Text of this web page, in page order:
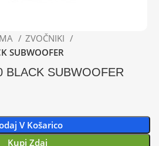
ZVOČNIKI
SUBWOOFER
BLACK SUBWOOFER
V Košarico
Kupi Zdaj